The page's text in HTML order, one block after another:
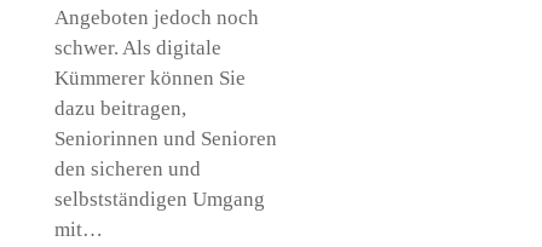
Angeboten jedoch noch
schwer. Als digitale
Kümmerer können Sie
dazu beitragen,
Seniorinnen und Senioren
den sicheren und
selbstständigen Umgang
mit…